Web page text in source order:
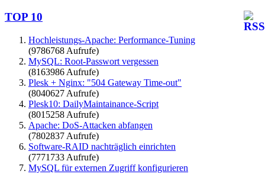
TOP 10
Hochleistungs-Apache: Performance-Tuning
(9786768 Aufrufe)
MySQL: Root-Passwort vergessen
(8163986 Aufrufe)
Plesk + Nginx: "504 Gateway Time-out"
(8040627 Aufrufe)
Plesk10: DailyMaintainance-Script
(8015258 Aufrufe)
Apache: DoS-Attacken abfangen
(7802837 Aufrufe)
Software-RAID nachträglich einrichten
(7771733 Aufrufe)
MySQL für externen Zugriff konfigurieren